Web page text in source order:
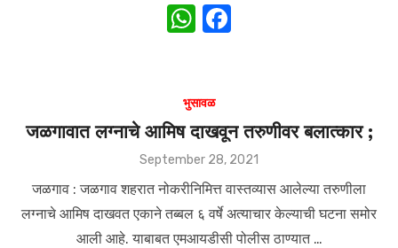
W
s
A
p
p
b
o
o
k
भुसावळ
जळगावात लग्नाचे आमिष दाखवून तरुणीवर बलात्कार ;
Posted
September 28, 2021
जळगाव : जळगाव शहरात नोकरीनिमित्त वास्तव्यास आलेल्या तरुणीला
लग्नाचे आमिष दाखवत एकाने तब्बल ६ वर्षे अत्याचार केल्याची घटना समोर
आली आहे. याबाबत एमआयडीसी पोलीस ठाण्यात …